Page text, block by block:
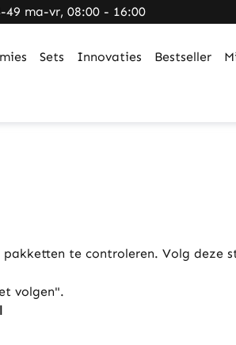
49 ma-vr, 08:00 - 16:00
Sets Innovaties Bestseller
te controleren. Volg deze
volgen".